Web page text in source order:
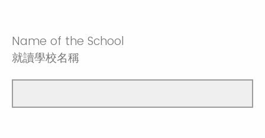
Name of the School
就讀學校名稱